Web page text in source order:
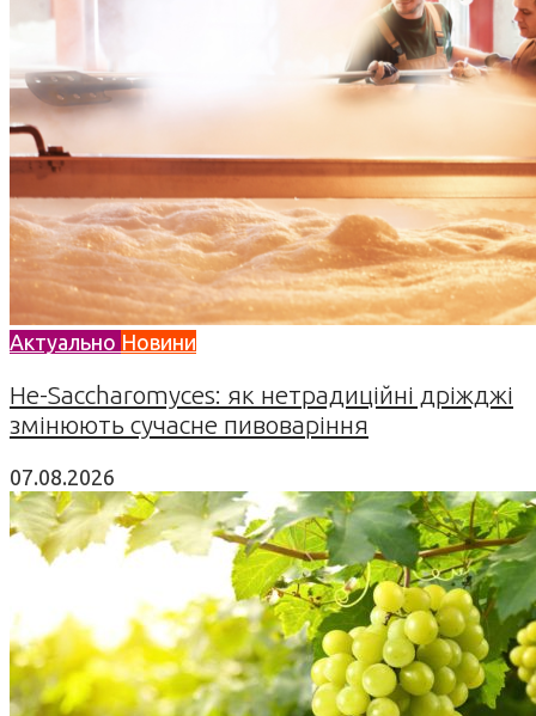
Актуально Новини
Не-Saccharomyces: як нетрадиційні дріжджі
змінюють сучасне пивоваріння
07.08.2026